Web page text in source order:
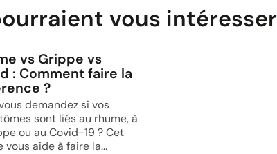
vous intéresser
vs Grippe vs
: Comment faire la
?
demandez si vos
sont liés au rhume, à
ou au Covid-19 ? Cet
vous aide à faire la...